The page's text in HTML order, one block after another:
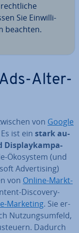
Sie Ein­wil­li­
beachten.
Ads-Al­ter­
von Google
ist ein stark au­
Dis­play­kam­pa­
Ökosystem (und
Ad­ver­ti­sing)
von Online-Markt­
Discovery-
Marketing. Sie er­
Nut­zungs­um­feld,
Dadurch